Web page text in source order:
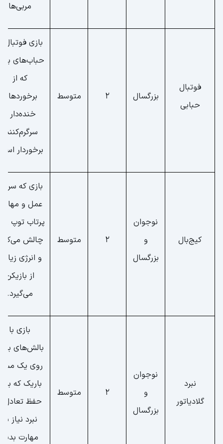
مربی‌ها
فوتبال
حبابی
بزرگسال 2 متوسط
بازی فوتبال
حباب‌های
که از
برخورد‌های
خنده‌دار و
سرگرم‌کننده
برخوردار
کیج‌بال
نوجوان
و
بزرگسال
2 متوسط
بازی که
عمل و
پرتاب توپ را
چالش
و انرژی
از بازیکن
می‌گیرد.
نبرد
گلادیاتور
نوجوان
و
بزرگسال
2 متوسط
بازی با
بالش‌های
روی یک
باریک که
حفظ تعادل
نبرد نیاز به
مهارت بدنی